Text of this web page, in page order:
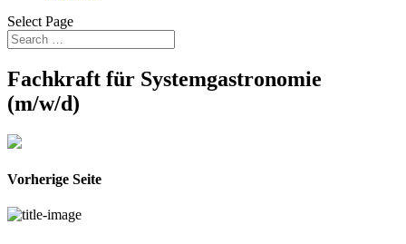
Select Page
Fachkraft für Systemgastronomie
(m/w/d)
Vorherige Seite